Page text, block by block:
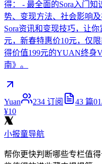
得： - 最全面的Sora入门
势、变现方法、社会影响
Sora资讯和变现技巧，让
元，新春特惠价10元，仅
得价值199元的YUAN终身
南》。
Yuan 234 订阅 43 篇
¥10
小报童导航
帮你更快判断哪些专栏值